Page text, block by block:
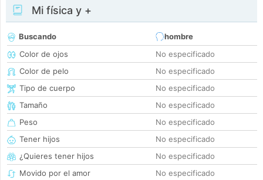
Mi física y +
Buscando
hombre
Color de ojos
No especificado
Color de pelo
No especificado
Tipo de cuerpo
No especificado
Tamaño
No especificado
Peso
No especificado
Tener hijos
No especificado
¿Quieres tener hijos
No especificado
Movido por el amor
No especificado